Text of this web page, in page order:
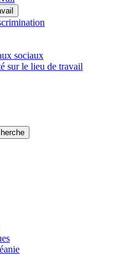
sociaux
sur le lieu de travail